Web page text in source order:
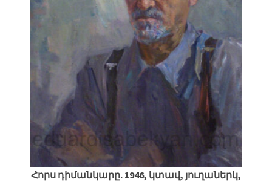
Հորս դիմանկարը. 1946, կտավ, յուղաներկ,